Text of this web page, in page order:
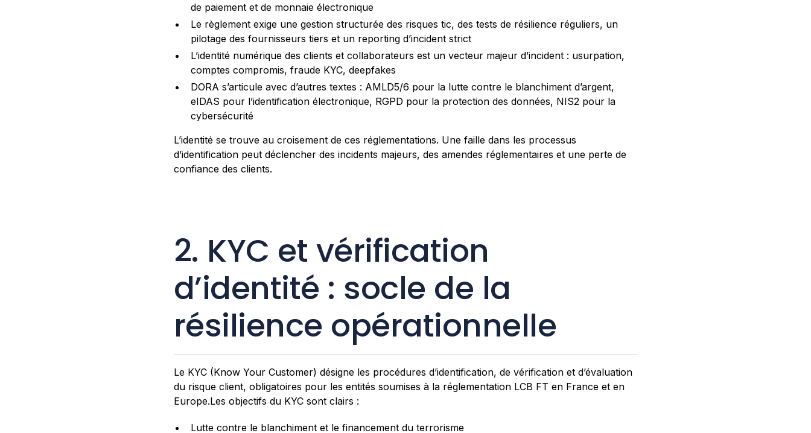
de paiement et de monnaie électronique
Le règlement exige une gestion structurée des risques tic, des tests de résilience réguliers, un
pilotage des fournisseurs tiers et un reporting d’incident strict
L’identité numérique des clients et collaborateurs est un vecteur majeur d’incident : usurpation,
comptes compromis, fraude KYC, deepfakes
DORA s’articule avec d’autres textes : AMLD5/6 pour la lutte contre le blanchiment d’argent,
eIDAS pour l’identification électronique, RGPD pour la protection des données, NIS2 pour la
cybersécurité
L’identité se trouve au croisement de ces réglementations. Une faille dans les processus
d’identification peut déclencher des incidents majeurs, des amendes réglementaires et une perte de
confiance des clients.
2. KYC et vérification
d’identité : socle de la
résilience opérationnelle
Le KYC (Know Your Customer) désigne les procédures d’identification, de vérification et d’évaluation
du risque client, obligatoires pour les entités soumises à la réglementation LCB FT en France et en
Europe.Les objectifs du KYC sont clairs :
Lutte contre le blanchiment et le financement du terrorisme